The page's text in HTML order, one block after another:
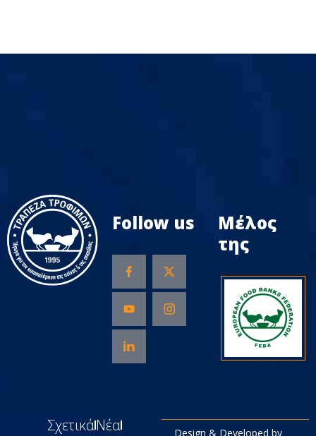
Follow us
Μέλος
της
ΣχετικάΝέα
Design & Developed by